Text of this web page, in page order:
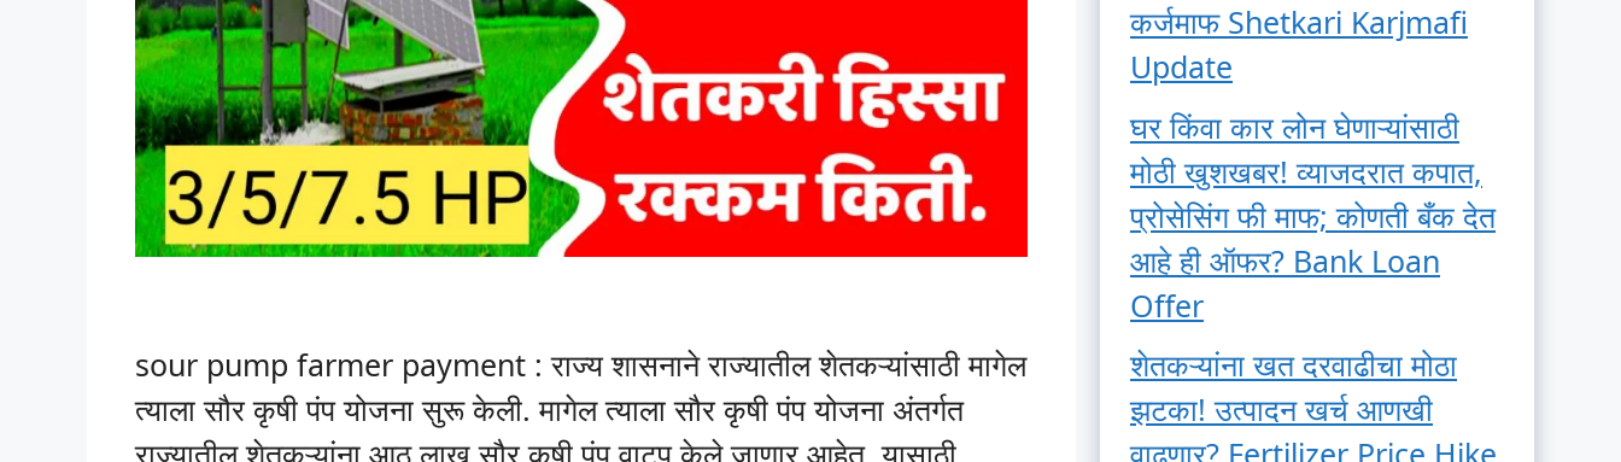
sour pump farmer payment : राज्य शासनाने राज्यातील शेतकऱ्यांसाठी मागेल
त्याला सौर कृषी पंप योजना सुरू केली. मागेल त्याला सौर कृषी पंप योजना अंतर्गत
राज्यातील शेतकऱ्यांना आठ लाख सौर कृषी पंप वाटप केले जाणार आहेत. यासाठी
कर्जमाफ Shetkari Karjmafi
Update
घर किंवा कार लोन घेणाऱ्यांसाठी
मोठी खुशखबर! व्याजदरात कपात,
प्रोसेसिंग फी माफ; कोणती बँक देत
आहे ही ऑफर? Bank Loan
Offer
शेतकऱ्यांना खत दरवाढीचा मोठा
झटका! उत्पादन खर्च आणखी
वाढणार? Fertilizer Price Hike